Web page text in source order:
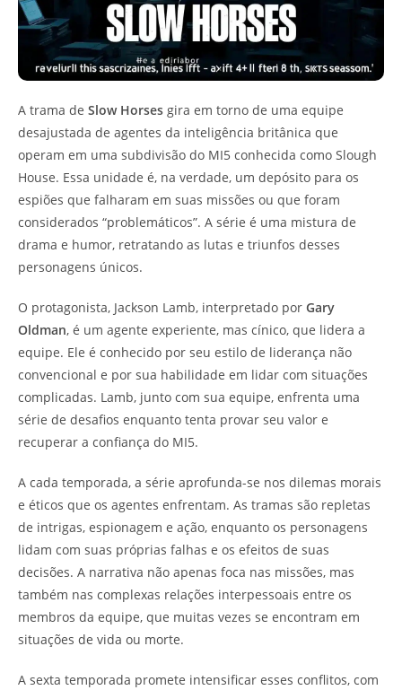
A trama de Slow Horses gira em torno de uma equipe
desajustada de agentes da inteligência britânica que
operam em uma subdivisão do MI5 conhecida como Slough
House. Essa unidade é, na verdade, um depósito para os
espiões que falharam em suas missões ou que foram
considerados “problemáticos”. A série é uma mistura de
drama e humor, retratando as lutas e triunfos desses
personagens únicos.
O protagonista, Jackson Lamb, interpretado por Gary
Oldman, é um agente experiente, mas cínico, que lidera a
equipe. Ele é conhecido por seu estilo de liderança não
convencional e por sua habilidade em lidar com situações
complicadas. Lamb, junto com sua equipe, enfrenta uma
série de desafios enquanto tenta provar seu valor e
recuperar a confiança do MI5.
A cada temporada, a série aprofunda-se nos dilemas morais
e éticos que os agentes enfrentam. As tramas são repletas
de intrigas, espionagem e ação, enquanto os personagens
lidam com suas próprias falhas e os efeitos de suas
decisões. A narrativa não apenas foca nas missões, mas
também nas complexas relações interpessoais entre os
membros da equipe, que muitas vezes se encontram em
situações de vida ou morte.
A sexta temporada promete intensificar esses conflitos, com